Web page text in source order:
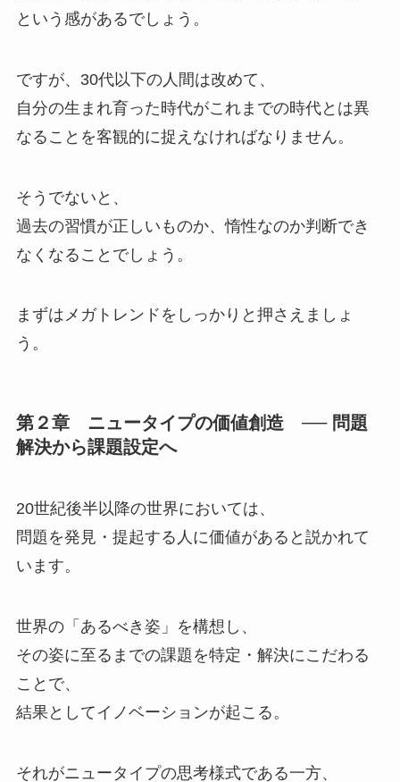
という感があるでしょう。
ですが、30代以下の人間は改めて、
自分の生まれ育った時代がこれまでの時代とは異
なることを客観的に捉えなければなりません。
そうでないと、
過去の習慣が正しいものか、惰性なのか判断でき
なくなることでしょう。
まずはメガトレンドをしっかりと押さえましょ
う。
第２章 ニュータイプの価値創造 ── 問題
解決から課題設定へ
20世紀後半以降の世界においては、
問題を発見・提起する人に価値があると説かれて
います。
世界の「あるべき姿」を構想し、
その姿に至るまでの課題を特定・解決にこだわる
ことで、
結果としてイノベーションが起こる。
それがニュータイプの思考様式である一方、